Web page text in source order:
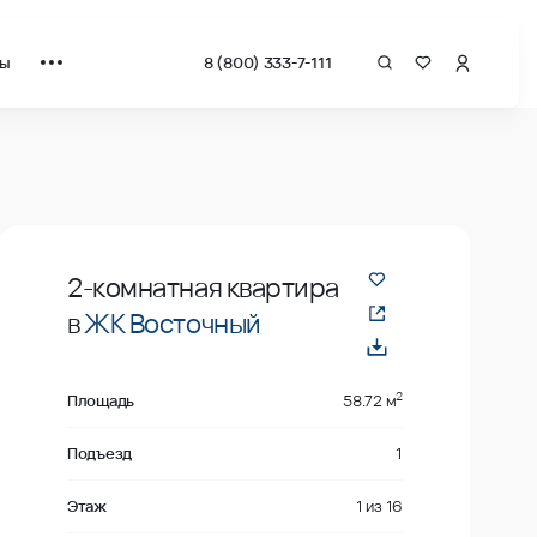
8 (800) 333-7-111
2-комнатная квартира
вЖК Восточный
Площадь 58.72 м2
Подъезд 1
Этаж 1 из 16